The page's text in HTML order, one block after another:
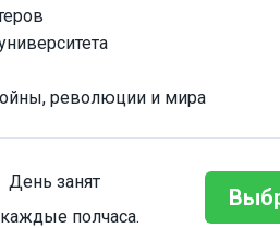
революции и мира
День занят
полчаса.